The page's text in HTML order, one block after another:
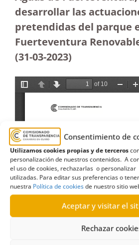
Consentimiento de
Utilizamos cookies propias y de terceros
personalización de nuestros contenidos. A
el uso de cookies, rechazarlas o
utilizadas. Para editar sus preferencias o
nuestra Política de cookiesde nuestro sitio
Aceptar y visitar el
Rechazar
desarrollar las
pretendidas del parque
Fuerteventura
(31-03-2023)